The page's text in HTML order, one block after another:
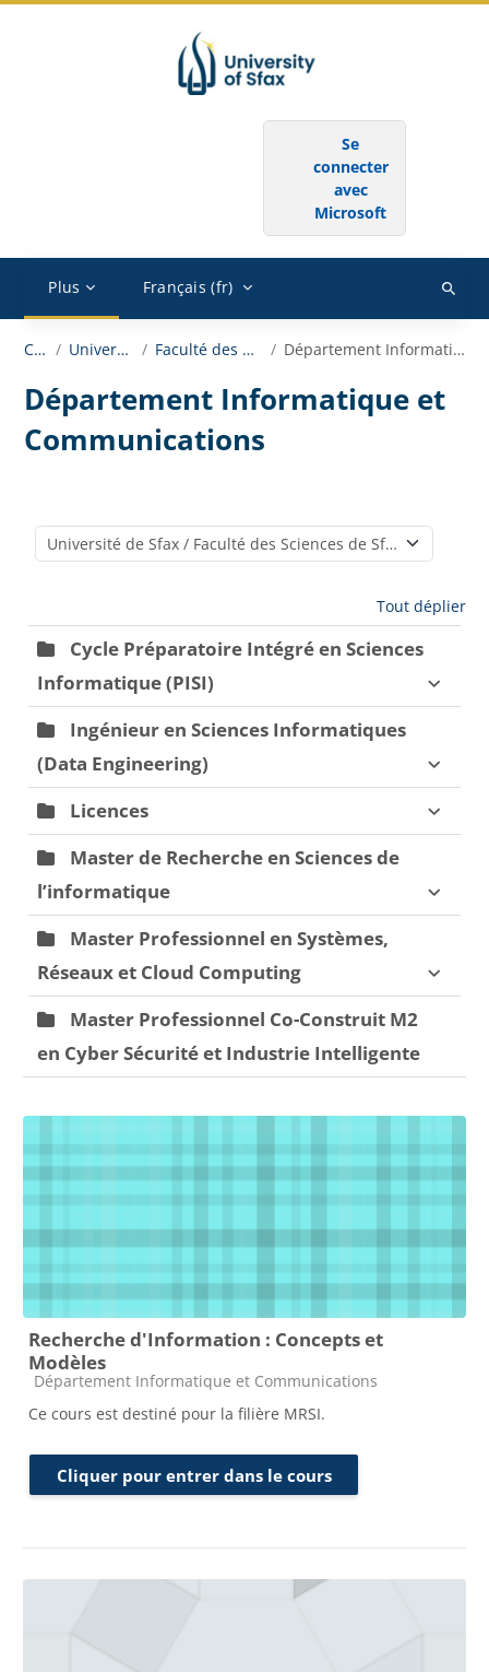
Se
connecter
avec
Microsoft
Plus Français ‎(fr)‎
cours
Cours Université de Sfax Faculté des Sciences de Sfax Département Informatique et Communications
Département Informatique et
Communications
Catégories de cours
Tout déplier
Cycle Préparatoire Intégré en Sciences
Informatique (PISI)
Ingénieur en Sciences Informatiques
(Data Engineering)
Licences
Master de Recherche en Sciences de
l’informatique
Master Professionnel en Systèmes,
Réseaux et Cloud Computing
Master Professionnel Co-Construit M2
en Cyber Sécurité et Industrie Intelligente
Recherche d'Information : Concepts et
Modèles
Catégorie de cours
Département Informatique et Communications
Ce cours est destiné pour la filière MRSI.
Cliquer pour entrer dans le cours